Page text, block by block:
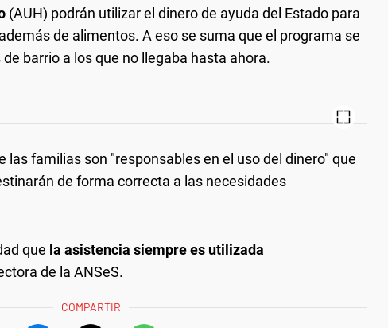
(AUH) podrán utilizar el dinero de ayuda del Estado para
de alimentos. A eso se suma que el programa se
barrio a los que no llegaba hasta ahora.
las familias son "responsables en el uso del dinero" que
de forma correcta a las necesidades
que la asistencia siempre es utilizada
de la ANSeS.
COMPARTIR